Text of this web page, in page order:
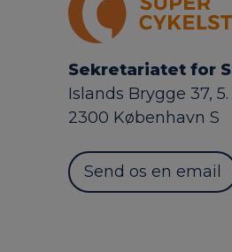
Sekretariatet for
Islands Brygge 37, 5.
2300 København S
Send os en email